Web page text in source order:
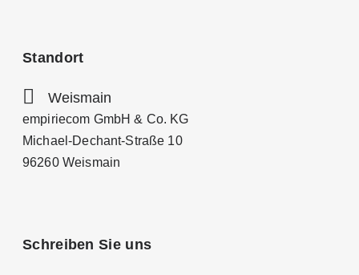
Standort
Weismain
empiriecom GmbH & Co. KG
Michael-Dechant-Straße 10
96260 Weismain
Schreiben Sie uns